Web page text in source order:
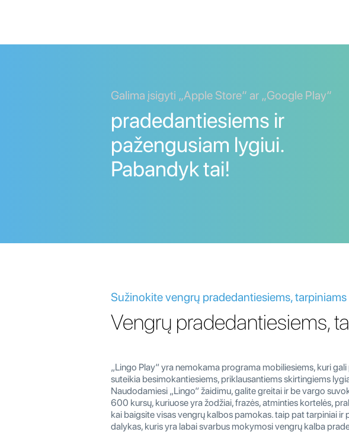
Galima įsigyti „Apple Store“ ar „Google Play“
pradedantiesiems ir
pažengusiam lygiui.
Pabandyk tai!
Sužinokite vengrų pradedantiesiems,
Vengrų pradedantiesiems,
„Lingo Play“ yra nemokama programa mobiliesiems, kuri
suteikia besimokantiesiems, priklausantiems skirtingiems
Naudodamiesi „Lingo“ žaidimu, galite greitai ir be vargo
600 kursų, kuriuose yra žodžiai, frazės, atminties kortelės,
kai baigsite visas vengrų kalbos pamokas. taip pat tarpiniai
dalykas, kuris yra labai svarbus mokymosi vengrų kalba